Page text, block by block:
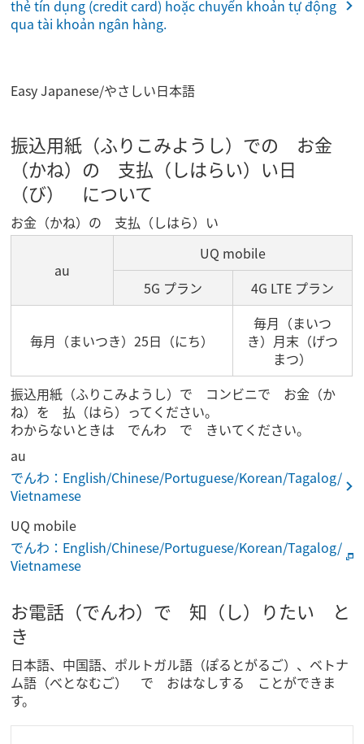
thẻ tín dụng (credit card) hoặc chuyển khoản tự động
qua tài khoản ngân hàng.
Easy Japanese/やさしい日本語
振込用紙（ふりこみようし）での お金
（かね）の 支払（しはらい）い日
（び） について
お金（かね）の 支払（しはら）い
au
UQ mobile
5G プラン
4G LTE プラン
毎月（まいつき）25日（にち）
毎月（まいつ
き）月末（げつ
まつ）
振込用紙（ふりこみようし）で コンビニで お金（か
ね）を 払（はら）ってください。
わからないときは でんわ で きいてください。
au
でんわ：English/Chinese/Portuguese/Korean/Tagalog/
Vietnamese
UQ mobile
でんわ：English/Chinese/Portuguese/Korean/Tagalog/
Vietnamese
お電話（でんわ）で 知（し）りたい と
き
日本語、中国語、ポルトガル語（ぽるとがるご）、ベトナ
ム語（べとなむご） で おはなしする ことができま
す。